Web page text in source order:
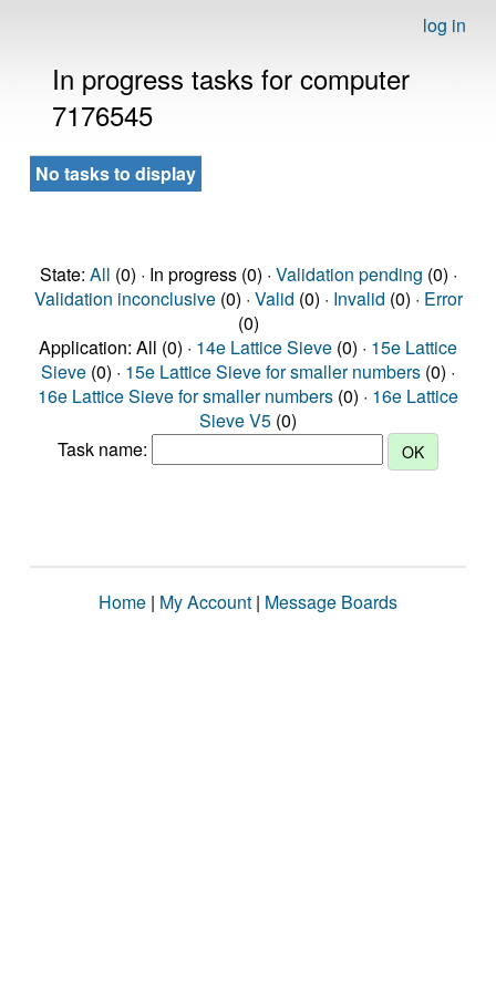
log in
In progress tasks for computer
7176545
No tasks to display
State: All (0) · In progress (0) · Validation pending (0) ·
Validation inconclusive(0) · Valid (0) · Invalid (0) · Error
(0)
Application: All (0) · 14e Lattice Sieve (0) · 15e Lattice
Sieve (0) · 15e Lattice Sieve for smaller numbers (0) ·
16e Lattice Sieve for smaller numbers (0) · 16e Lattice
Sieve V5 (0)
Task name:
Home | My Account | Message Boards